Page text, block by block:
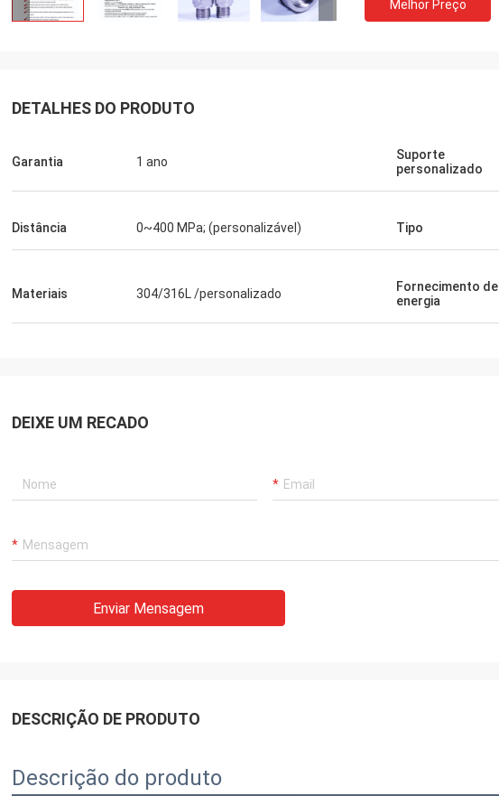
Melhor Preço
DETALHES DO PRODUTO
Garantia 1 ano
Suporte
personalizado
Distância 0~400 MPa; (personalizável) Tipo
Materiais 304/316L /personalizado
Fornecimento de
energia
DEIXE UM RECADO
Enviar Mensagem
DESCRIÇÃO DE PRODUTO
Descrição do produto